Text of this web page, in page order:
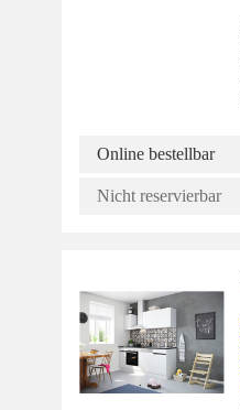
Online bestellbar
Nicht reservierbar